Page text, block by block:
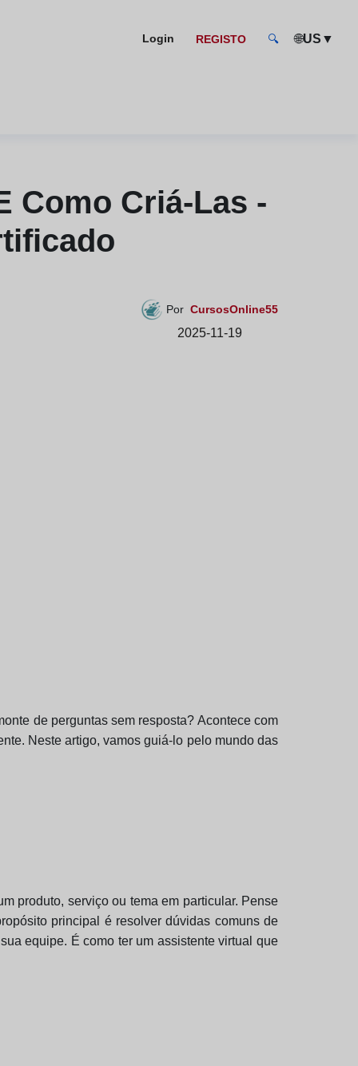
Login REGISTO 🔍 🌐US ▼
Como Criá-Las -
Por CursosOnline55
2025-11-19
de perguntas sem resposta? Acontece com
Neste artigo, vamos guiá-lo pelo mundo das
produto, serviço ou tema em particular. Pense
principal é resolver dúvidas comuns de
equipe. É como ter um assistente virtual que